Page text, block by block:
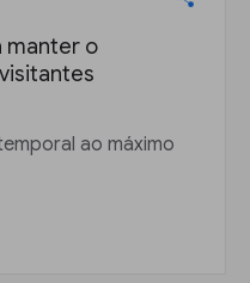
manter o
ao máximo